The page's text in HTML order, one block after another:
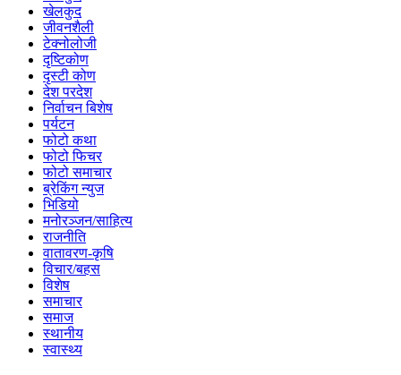
खेलकुद
जीवनशैली
टेक्नोलोजी
दृष्टिकोण
दृस्टी कोण
देश परदेश
निर्वाचन बिशेष
पर्यटन
फोटो कथा
फोटो फिचर
फोटो समाचार
ब्रेकिंग न्युज
भिडियो
मनोरञ्जन/साहित्य
राजनीति
वातावरण-कृषि
विचार/बहस
विशेष
समाचार
समाज
स्थानीय
स्वास्थ्य